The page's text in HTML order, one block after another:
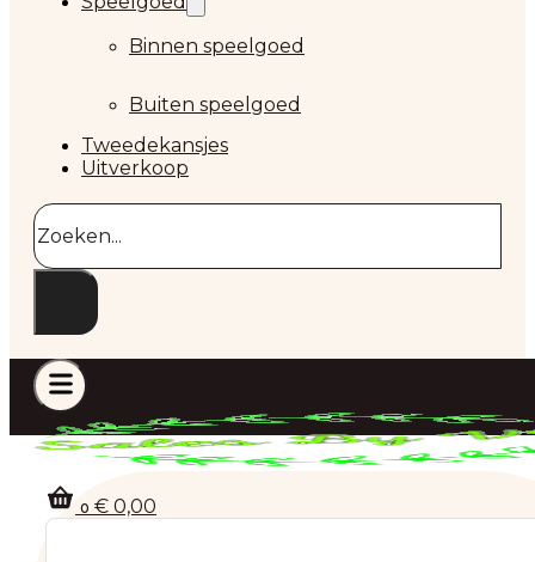
Binnen speelgoed
Buiten speelgoed
Tweedekansjes
Uitverkoop
Zoeken
0 € 0,00